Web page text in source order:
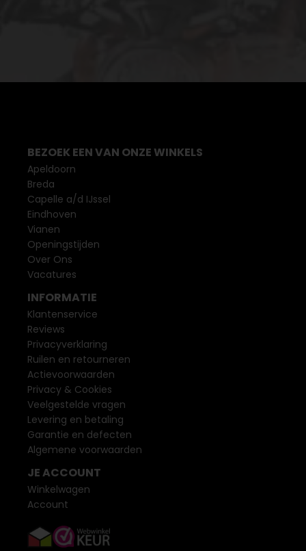
BEZOEK EEN VAN ONZE WINKELS
Apeldoorn
Breda
Capelle a/d IJssel
Eindhoven
Vianen
Openingstijden
Over Ons
Vacatures
INFORMATIE
Klantenservice
Reviews
Privacyverklaring
Ruilen en retourneren
Actievoorwaarden
Privacy & Cookies
Veelgestelde vragen
Levering en betaling
Garantie en defecten
Algemene voorwaarden
JE ACCOUNT
Winkelwagen
Account